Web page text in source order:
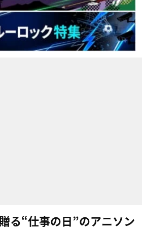
る“仕事の日”のアニソン